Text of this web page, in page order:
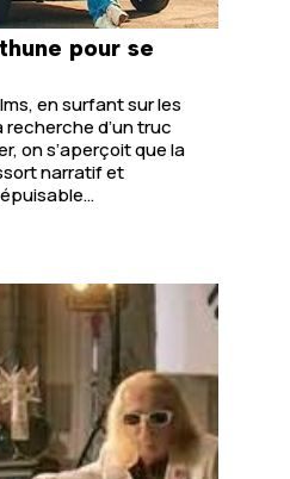
pour se
en surfant sur les
d’un truc
on s’aperçoit que la
narratif et